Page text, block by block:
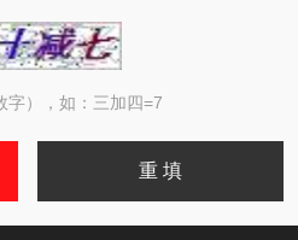
字），如：三加四=7